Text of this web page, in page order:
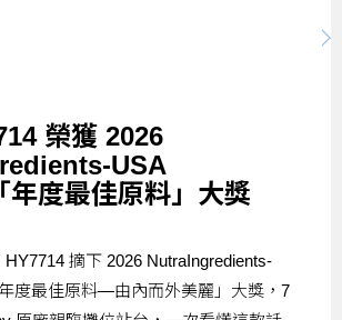
榮獲 2026
USA
度最佳原料」大獎
摘下 2026 NutraIngredients-
度最佳原料—由內而外美麗」大獎，7